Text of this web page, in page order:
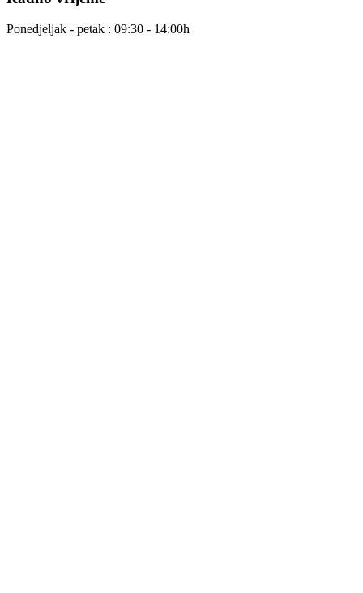
Ponedjeljak - petak : 09:30 - 14:00h